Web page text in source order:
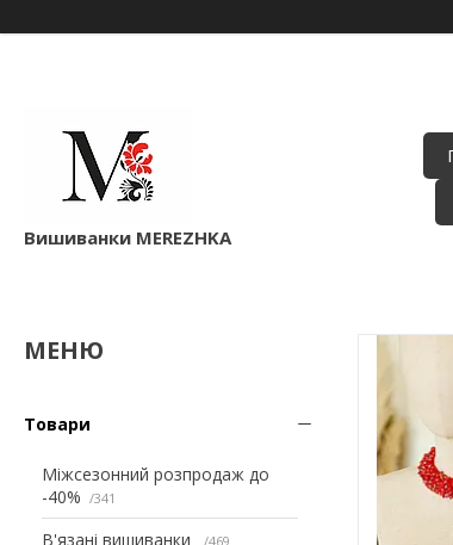
Вишиванки MEREZHKA
Товари
Міжсезонний розпродаж до
-40%
341
В'язані вишиванки 469